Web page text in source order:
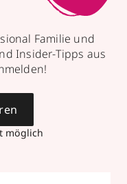
Familie und
Insider-Tipps aus
möglich